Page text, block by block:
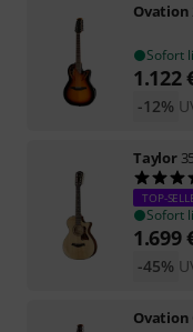
Ovation
Sofort
1.122
-12%
Taylor
TOP-
Sofort
1.699
-45%
Ovation